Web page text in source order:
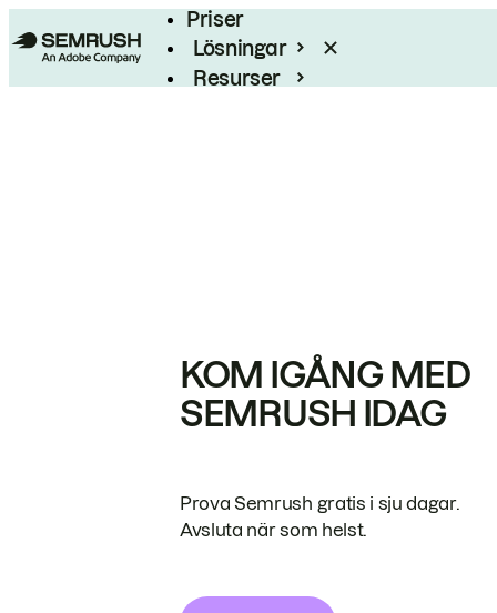
Priser
Lösningar
Resurser
KOM IGÅNG MED
SEMRUSH IDAG
Prova Semrush gratis i sju dagar.
Avsluta när som helst.